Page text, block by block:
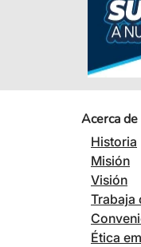
Acerca
Historia
Misión
Visión
Trabaja
Ética